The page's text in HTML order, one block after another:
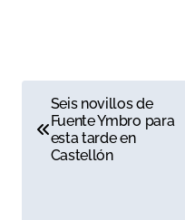
a
Seis novillos de
Fuente Ymbro para
esta tarde en
Castellón